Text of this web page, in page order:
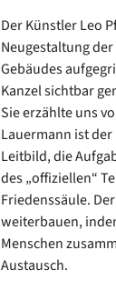
Der Künstler Leo
Neugestaltung
Gebäudes
Kanzel sichtbar
Sie erzählte uns
Lauermann ist
Leitbild, die
des „offiziellen“
Friedenssäule.
weiterbauen,
Menschen
Austausch.